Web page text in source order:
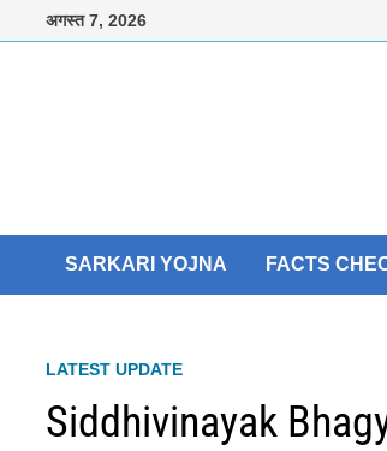
अगस्त 7, 2026
SARKARI YOJNA FACTS
LATEST UPDATE
Siddhivinayak